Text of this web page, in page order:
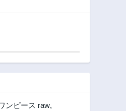
ンピース raw,